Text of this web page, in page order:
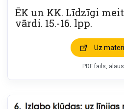
ĒK un KK. Līdzīgi
vārdi. 15.-16. lpp.
Uz
PDF fails,